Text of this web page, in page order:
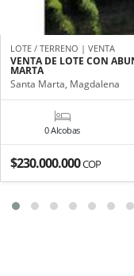
LOTE / TERRENO | VENTA
VENTA DE LOTE CON
MARTA
Santa Marta, Magdalena
0 Alcobas
$230.000.000COP